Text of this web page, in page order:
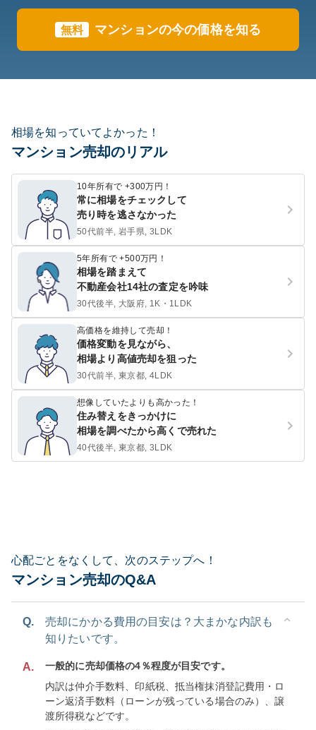
無料 マンションの今の価格を知る
相場を知っていてよかった！
マンション売却のリアル
10年所有で +300万円！
常に相場をチェックして
売り時を逃さなかった
50代前半, 岩手県, 3LDK
5年所有で +500万円！
相場を踏まえて
不動産会社14社の査定を吟味
30代後半, 大阪府, 1K・1LDK
高価格を維持して売却！
価格変動を見ながら、
相場より高値売却を狙った
30代前半, 東京都, 4LDK
想像していたよりも高かった！
住み替えをきっかけに
相場を調べたから高くで売れた
40代後半, 東京都, 3LDK
心配ごとをなくして、次のステップへ！
マンション売却のQ&A
Q.
売却にかかる費用の目安は？大まかな内訳も
知りたいです。
A.
一般的に売却価格の4％程度が目安です。
内訳は仲介手数料、印紙税、抵当権抹消登記費用・ロ
ーン返済手数料（ローンが残っている場合のみ）、譲
渡所得税などです。